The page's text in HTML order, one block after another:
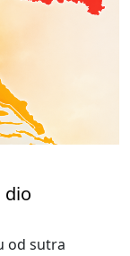
dio
od sutra